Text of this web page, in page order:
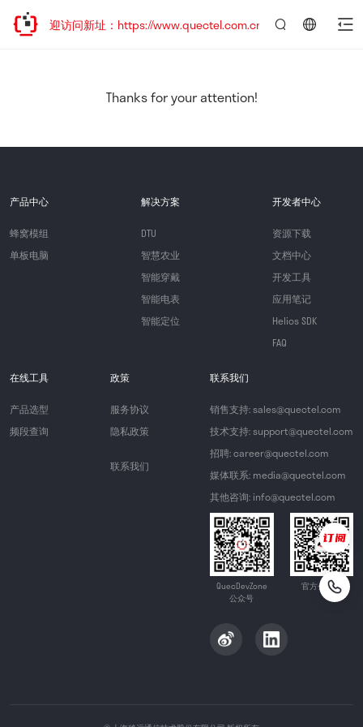
移，欢迎访问新址：https://www.quectel.com.cn
Thanks for your attention!
产品中心
蜂窝模组
单板电脑
解决方案
DTU
智慧农业
智能穿戴
智能电表
智能定位
开发者中心
资源下载
文档中心
开发工具
应用笔记
Helios SDK
FAQ
在线工具
产品选型
频段查询
政策
服务协议
隐私政策
联系我们
联系我们
销售支持: sales@quectel.com
技术支持: support@quectel.com
招聘: career@quectel.com
媒体联系: media@quectel.com
其他咨询: info@quectel.com
QuecDevZone
公众号
官方公众号